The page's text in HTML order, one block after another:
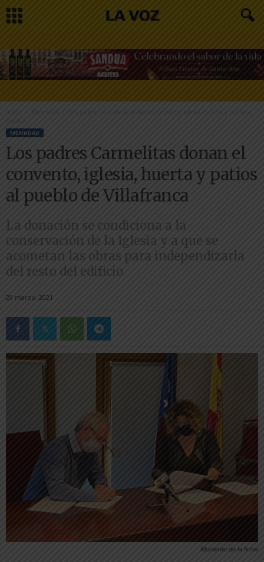
Inicio
Los padres Carmelitas donan el convento, iglesia, huerta y patios al
pueblo...
MERINDAD
Los padres Carmelitas donan el
convento, iglesia, huerta y patios
al pueblo de Villafranca
La donación se condiciona a la
conservación de la Iglesia y a que se
acometan las obras para independizarla
del resto del edificio
29 marzo, 2021
Momento de la firma